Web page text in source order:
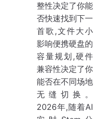
整性决定了你能
否快速找到下一
首歌,文件大小
影响便携硬盘的
容量规划,硬件
兼容性决定了你
能否在不同场地
无缝切换。
2026年,随着AI